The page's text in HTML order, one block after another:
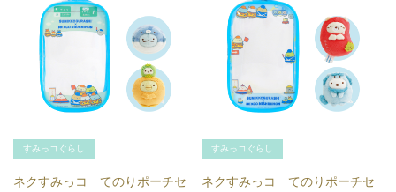
すみっコぐらし
ネクすみっコ てのりポーチセ
すみっコぐらし
ネクすみっコ てのりポーチセ